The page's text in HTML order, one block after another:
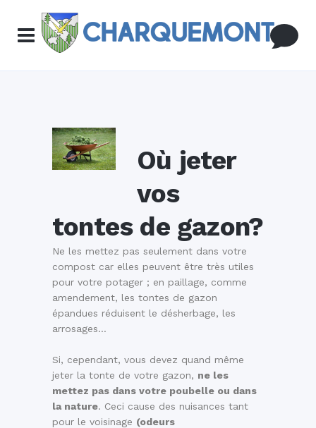
Où jeter
vos
tontes de gazon?
Ne les mettez pas seulement dans votre
compost car elles peuvent être très utiles
pour votre potager ; en paillage, comme
amendement, les tontes de gazon
épandues réduisent le désherbage, les
arrosages…
Si, cependant, vous devez quand même
jeter la tonte de votre gazon, ne les
mettez pas dans votre poubelle ou dans
la nature. Ceci cause des nuisances tant
pour le voisinage (odeurs